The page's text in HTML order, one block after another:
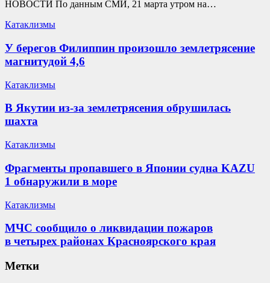
НОВОСТИ По данным СМИ, 21 марта утром на…
Катаклизмы
У берегов Филиппин произошло землетрясение
магнитудой 4,6
Катаклизмы
В Якутии из-за землетрясения обрушилась
шахта
Катаклизмы
Фрагменты пропавшего в Японии судна KAZU
1 обнаружили в море
Катаклизмы
МЧС сообщило о ликвидации пожаров
в четырех районах Красноярского края
Метки